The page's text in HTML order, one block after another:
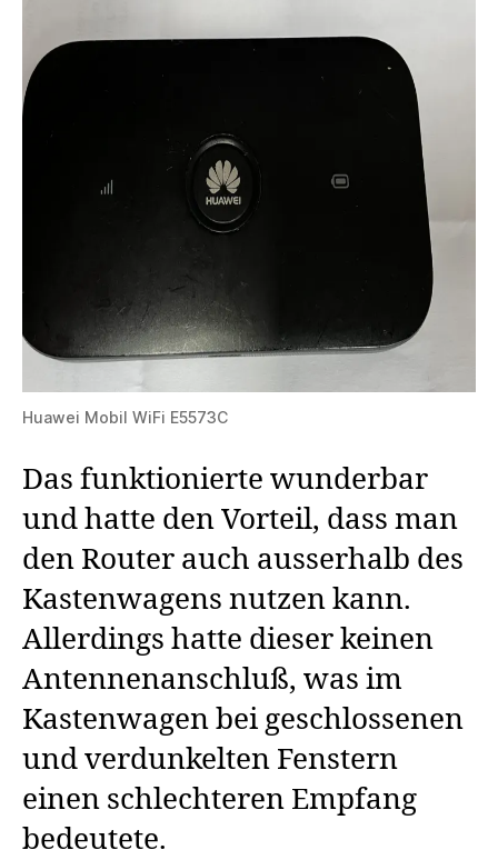
Huawei Mobil WiFi E5573C
Das funktionierte wunderbar
und hatte den Vorteil, dass man
den Router auch ausserhalb des
Kastenwagens nutzen kann.
Allerdings hatte dieser keinen
Antennenanschluß, was im
Kastenwagen bei geschlossenen
und verdunkelten Fenstern
einen schlechteren Empfang
bedeutete.